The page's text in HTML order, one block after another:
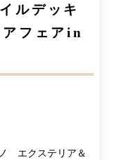
ブログ
ルデッキ
フェアin
エクステリア＆